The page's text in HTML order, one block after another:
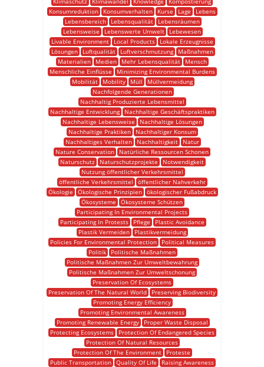
Konsumreduktion
Konsumverhalten Kurse Lage
Lebens
Lebensbereich
Lebensqualität
Lebensräumen
Lebensweise
Lebenswerte Umwelt
Lebewesen
Livable Environment
Local Products
Lokale Erzeugnisse
Lösungen
Luftqualität Luftverschmutzung
Maßnahmen
Materialien
Medien Mehr Lebensqualität
Mensch
Menschliche Einflüsse
Minimizing Environmental Burdens
Mobilität
Mobility Müll
Müllvermeidung
Nachfolgende Generationen
Nachhaltig Produzierte Lebensmittel
Nachhaltige Entwicklung
Nachhaltige Geschäftspraktiken
Nachhaltige Lebensweise
Nachhaltige Lösungen
Nachhaltige Praktiken
Nachhaltiger Konsum
Nachhaltiges Verhalten
Nachhaltigkeit
Natur
Nature Conservation
Natürliche Ressourcen Schonen
Naturschutz
Naturschutzprojekte
Notwendigkeit
Nutzung öffentlicher Verkehrsmittel
öffentliche Verkehrsmittel
öffentlicher Nahverkehr
Ökologie
Ökologische Prinzipien
ökologischer Fußabdruck
Ökosysteme
Ökosysteme Schützen
Participating In Environmental Projects
Participating In Protests
Pflege
Plastic Avoidance
Plastik Vermeiden
Plastikvermeidung
Policies For Environmental Protection
Political Measures
Politik
Politische Maßnahmen
Politische Maßnahmen Zur Umweltbewahrung
Politische Maßnahmen Zur Umweltschonung
Preservation Of Ecosystems
Preservation Of The Natural World
Preserving Biodiversity
Promoting Energy Efficiency
Promoting Environmental Awareness
Promoting Renewable Energy
Proper Waste Disposal
Protecting Ecosystems
Protection Of Endangered Species
Protection Of Natural Resources
Protection Of The Environment
Proteste
Public Transportation Quality Of Life
Raising Awareness